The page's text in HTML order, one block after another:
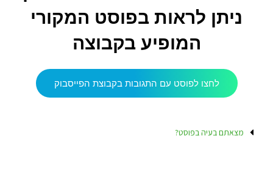
ניתן לראות בפוסט המקורי
המופיע בקבוצה
לחצו לפוסט עם התגובות בקבוצת הפייסבוק
מצאתם בעיה בפוסט?